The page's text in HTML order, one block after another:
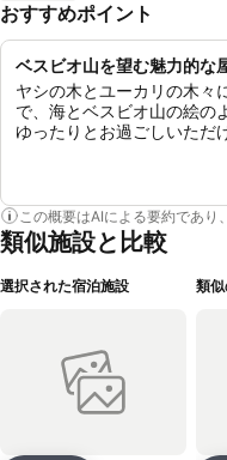
おすすめポイント
ベスビオ山を望む魅力的な
ヤシの木とユーカリの木々
で、海とベスビオ山の絵の
ゆったりとお過ごしいただ
この概要はAIによる要約であり
類似施設と比較
選択された宿泊施設 類